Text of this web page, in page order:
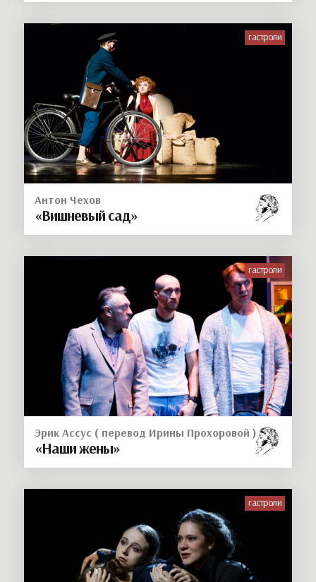
гастроли
Антон Чехов
«Вишневый сад»
гастроли
Эрик Ассус ( перевод Ирины Прохоровой )
«Наши жены»
гастроли